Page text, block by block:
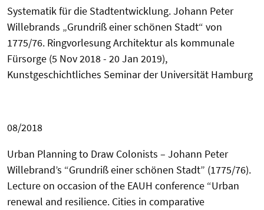
Systematik für die Stadtentwicklung. Johann Peter
Willebrands „Grundriß einer schönen Stadt“ von
1775/76. RingvorlesungArchitektur als kommunale
Fürsorge (5 Nov 2018 - 20 Jan 2019),
Kunstgeschichtliches Seminar der Universität Hamburg
08/2018
Urban Planning to Draw Colonists – Johann Peter
Willebrand’s “Grundriß einer schönen Stadt” (1775/76).
Lecture on occasion of the EAUH conference “Urban
renewal and resilience. Cities in comparative